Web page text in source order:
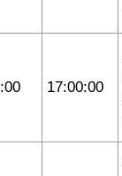
17:00:00